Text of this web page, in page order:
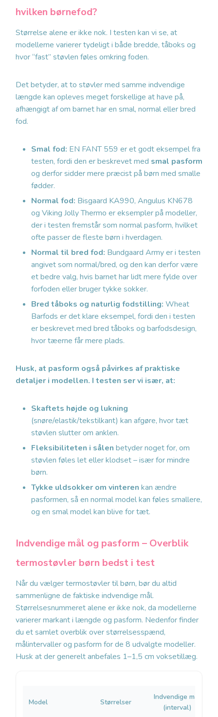
hvilken børnefod?
Størrelse alene er ikke nok. I testen kan vi se, at
modellerne varierer tydeligt i både bredde, tåboks og
hvor “fast” støvlen føles omkring foden.
Det betyder, at to støvler med samme indvendige
længde kan opleves meget forskellige at have på,
afhængigt af om barnet har en smal, normal eller bred
fod.
Smal fod: EN FANT 559 er et godt eksempel fra
testen, fordi den er beskrevet med smal pasform
og derfor sidder mere præcist på børn med smalle
fødder.
Normal fod: Bisgaard KA990, Angulus KN678
og Viking Jolly Thermo er eksempler på modeller,
der i testen fremstår som normal pasform, hvilket
ofte passer de fleste børn i hverdagen.
Normal til bred fod: Bundgaard Army er i testen
angivet som normal/bred, og den kan derfor være
et bedre valg, hvis barnet har lidt mere fylde over
forfoden eller bruger tykke sokker.
Bred tåboks og naturlig fodstilling: Wheat
Barfods er det klare eksempel, fordi den i testen
er beskrevet med bred tåboks og barfodsdesign,
hvor tæerne får mere plads.
Husk, at pasform også påvirkes af praktiske
detaljer i modellen. I testen ser vi især, at:
Skaftets højde og lukning
(snøre/elastik/tekstilkant) kan afgøre, hvor tæt
støvlen slutter om anklen.
Fleksibiliteten i sålen betyder noget for, om
støvlen føles let eller klodset – især for mindre
børn.
Tykke uldsokker om vinteren kan ændre
pasformen, så en normal model kan føles smallere,
og en smal model kan blive for tæt.
Indvendige mål og pasform – Overblik
termostøvler børn bedst i test
Når du vælger termostøvler til børn, bør du altid
sammenligne de faktiske indvendige mål.
Størrelsesnummeret alene er ikke nok, da modellerne
varierer markant i længde og pasform. Nedenfor finder
du et samlet overblik over størrelsesspænd,
målintervaller og pasform for de 8 udvalgte modeller.
Husk at der generelt anbefales 1–1,5 cm voksetillæg.
Model Størrelser
Indvendige mål
(interval)